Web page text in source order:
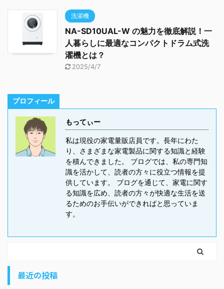
洗濯機
NA-SD10UAL-W の魅力を徹底解説！一
人暮らしに最適なコンパクトドラム式洗
濯機とは？
2025/4/7
プロフィール
もってぃー
私は現役の家電量販店員です。長年にわた
り、さまざまな家電製品に関する知識と経験
を積んできました。 ブログでは、私の専門知
識を活かして、読者の方々に役立つ情報を提
供しています。 ブログを通じて、家電に関す
る知識を広め、読者の方々が快適な生活を送
るためのお手伝いができればと思っていま
す。
最近の投稿